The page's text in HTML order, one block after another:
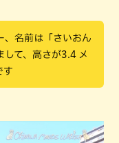
、名前は「さいおん
して、高さが3.4 メ
す